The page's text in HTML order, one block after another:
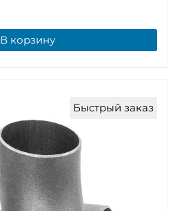
В корзину
Быстрый заказ